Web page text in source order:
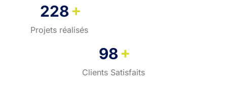
228+
Projets réalisés
98+
Clients Satisfaits